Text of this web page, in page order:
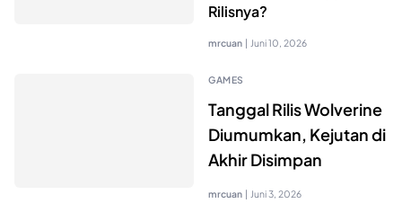
Rilisnya?
mrcuan | Juni 10, 2026
GAMES
Tanggal Rilis Wolverine
Diumumkan, Kejutan di
Akhir Disimpan
mrcuan | Juni 3, 2026